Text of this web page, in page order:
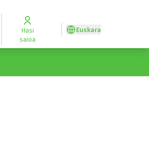
Hasi
saioa
Euskara
Aukeratu hizkuntza